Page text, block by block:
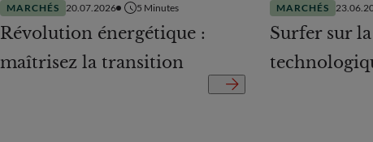
MARCHÉS 20.07.2026 5 Minutes
Révolution énergétique :
maîtrisez la transition
MARCHÉS
Surfer sur